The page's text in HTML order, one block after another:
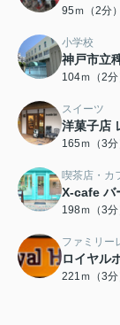
95ｍ（2分）
小学校
神戸市立
104ｍ（2分
スイーツ
洋菓子店
165ｍ（3分
喫茶店・カ
X-cafe バ
198ｍ（3分
ファミリー
ロイヤル
221ｍ（3分